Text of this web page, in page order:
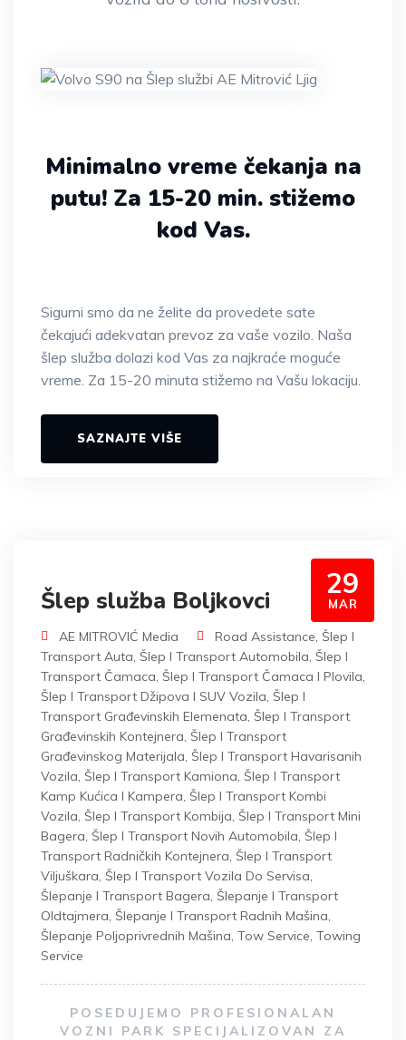
Minimalno vreme čekanja na
putu! Za 15-20 min. stižemo
kod Vas.
Sigurni smo da ne želite da provedete sate
čekajući adekvatan prevoz za vaše vozilo. Naša
šlep služba dolazi kod Vas za najkraće moguće
vreme. Za 15-20 minuta stižemo na Vašu lokaciju.
SAZNAJTE VIŠE
29
MAR
Šlep služba Boljkovci
AE MITROVIĆ Media Road Assistance, Šlep I
Transport Auta, Šlep I Transport Automobila, Šlep I
Transport Čamaca, Šlep I Transport Čamaca I Plovila,
Šlep I Transport Džipova I SUV Vozila, Šlep I
Transport Građevinskih Elemenata, Šlep I Transport
Građevinskih Kontejnera, Šlep I Transport
Građevinskog Materijala, Šlep I Transport Havarisanih
Vozila, Šlep I Transport Kamiona, Šlep I Transport
Kamp Kućica I Kampera, Šlep I Transport Kombi
Vozila, Šlep I Transport Kombija, Šlep I Transport Mini
Bagera, Šlep I Transport Novih Automobila, Šlep I
Transport Radničkih Kontejnera, Šlep I Transport
Viljuškara, Šlep I Transport Vozila Do Servisa,
Šlepanje I Transport Bagera, Šlepanje I Transport
Oldtajmera, Šlepanje I Transport Radnih Mašina,
Šlepanje Poljoprivrednih Mašina, Tow Service, Towing
Service
POSEDUJEMO PROFESIONALAN
VOZNI PARK SPECIJALIZOVAN ZA